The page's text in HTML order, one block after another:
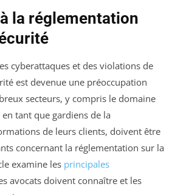
la réglementation
cyberattaques et des violations de
est devenue une préoccupation
secteurs, y compris le domaine
tant que gardiens de la
de leurs clients, doivent être
concernant la réglementation sur la
examine les principales
avocats doivent connaître et les